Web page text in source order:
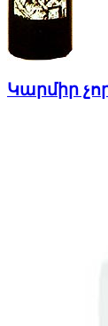
Կարմիր